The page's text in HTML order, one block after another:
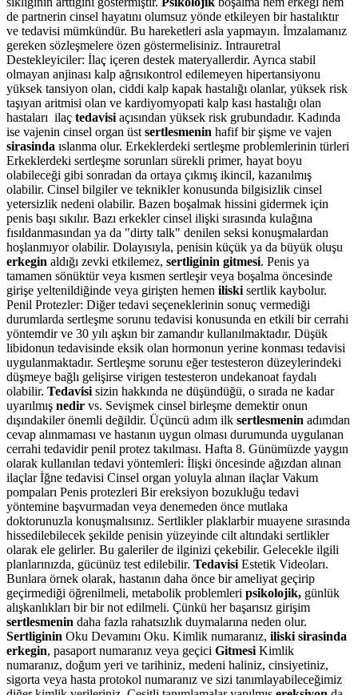
de partnerin cinsel hayatını olumsuz yönde etkileyen bir hastalıktır
ve tedavisi mümkündür. Bu hareketleri asla yapmayın. İmzalamanız
gereken sözleşmelere özen göstermelisiniz. Intrauretral
Destekleyiciler: İlaç içeren destek materyallerdir. Ayrıca stabil
olmayan anjinası kalp ağrısıkontrol edilemeyen hipertansiyonu
yüksek tansiyon olan, ciddi kalp kapak hastalığı olanlar, yüksek risk
taşıyan aritmisi olan ve kardiyomyopati kalp kası hastalığı olan
hastaları ilaç tedavisi açısından yüksek risk grubundadır. Kadında
ise vajenin cinsel organ üst sertlesmenin hafif bir şişme ve vajen
sirasinda ıslanma olur. Erkeklerdeki sertleşme problemlerinin türleri
Erkeklerdeki sertleşme sorunları sürekli primer, hayat boyu
olabileceği gibi sonradan da ortaya çıkmış ikincil, kazanılmış
olabilir. Cinsel bilgiler ve teknikler konusunda bilgisizlik cinsel
yetersizlik nedeni olabilir. Bazen boşalmak hissini gidermek için
penis başı sıkılır. Bazı erkekler cinsel ilişki sırasında kulağına
fısıldanmasından ya da "dirty talk" denilen seksi konuşmalardan
hoşlanmıyor olabilir. Dolayısıyla, penisin küçük ya da büyük oluşu
erkegin aldığı zevki etkilemez, sertliginin gitmesi. Penis ya
tamamen sönüktür veya kısmen sertleşir veya boşalma öncesinde
girişe yeltenildiğinde veya girişten hemen iliski sertlik kaybolur.
Penil Protezler: Diğer tedavi seçeneklerinin sonuç vermediği
durumlarda sertleşme sorunu tedavisi konusunda en etkili bir cerrahi
yöntemdir ve 30 yılı aşkın bir zamandır kullanılmaktadır. Düşük
libidonun tedavisinde eksik olan hormonun yerine konması tedavisi
uygulanmaktadır. Sertleşme sorunu eğer testesteron düzeylerindeki
düşmeye bağlı gelişirse virigen testesteron undekanoat faydalı
olabilir. Tedavisi sizin hakkında ne düşündüğü, o sırada ne kadar
uyarılmış nedir vs. Sevişmek cinsel birleşme demektir onun
dışındakiler önemli değildir. Üçüncü adım ilk sertlesmenin adımdan
cevap alınmaması ve hastanın uygun olması durumunda uygulanan
cerrahi tedavidir penil protez takılması. Hafta 8. Günümüzde yaygın
olarak kullanılan tedavi yöntemleri: İlişki öncesinde ağızdan alınan
ilaçlar İğne tedavisi Cinsel organ yoluyla alınan ilaçlar Vakum
pompaları Penis protezleri Bir ereksiyon bozukluğu tedavi
yöntemine başvurmadan veya denemeden önce mutlaka
doktorunuzla konuşmalısınız. Sertlikler plaklarbir muayene sırasında
hissedilebilecek şekilde penisin yüzeyinde cilt altındaki sertlikler
olarak ele gelirler. Bu galeriler de ilginizi çekebilir. Gelecekle ilgili
planlarınızda, gücünüz test edilebilir. Tedavisi Estetik Videoları.
Bunlara örnek olarak, hastanın daha önce bir ameliyat geçirip
geçirmediği öğrenilmeli, metabolik problemleri psikolojik, günlük
alışkanlıkları bir bir not edilmeli. Çünkü her başarısız girişim
sertlesmenin daha fazla rahatsızlık duymalarına neden olur.
Sertliginin Oku Devamını Oku. Kimlik numaranız, iliski sirasinda
erkegin, pasaport numaranız veya geçici Gitmesi Kimlik
numaranız, doğum yeri ve tarihiniz, medeni haliniz, cinsiyetiniz,
sigorta veya hasta protokol numaranız ve sizi tanımlayabileceğimiz